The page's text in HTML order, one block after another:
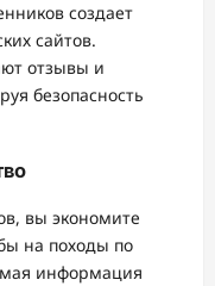
создает
сайтов.
отзывы и
безопасность
вы экономите
на походы по
информация